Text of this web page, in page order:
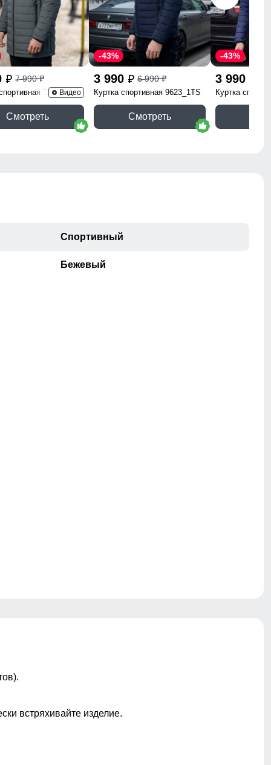
p 7 990p
9629_1Kh
Видео
Смотреть
3 990 p 6 990p
-43%
Куртка спортивная 9623_1TS
Смотреть
3 990
-43%
Куртка
Спортивный
Бежевый
встряхивайте изделие.